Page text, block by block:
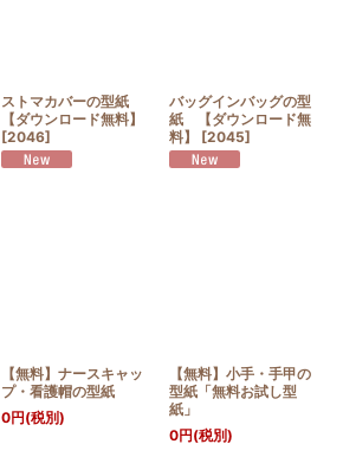
ストマカバーの型紙
【ダウンロード無料】
[2046]
バッグインバッグの型
紙 【ダウンロード無
料】
[2045]
【無料】ナースキャッ
プ・看護帽の型紙
0円(税別)
【無料】小手・手甲の
型紙「無料お試し型
紙」
0円(税別)